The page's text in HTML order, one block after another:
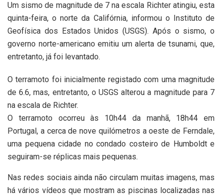
Um sismo de magnitude de 7 na escala Richter atingiu, esta
quinta-feira, o norte da Califórnia, informou o Instituto de
Geofísica dos Estados Unidos (USGS). Após o sismo, o
governo norte-americano emitiu um alerta de tsunami, que,
entretanto, já foi levantado.
O terramoto foi inicialmente registado com uma magnitude
de 6.6, mas, entretanto, o USGS alterou a magnitude para 7
na escala de Richter.
O terramoto ocorreu às 10h44 da manhã, 18h44 em
Portugal, a cerca de nove quilómetros a oeste de Ferndale,
uma pequena cidade no condado costeiro de Humboldt e
seguiram-se réplicas mais pequenas.
Nas redes sociais ainda não circulam muitas imagens, mas
há vários vídeos que mostram as piscinas localizadas nas